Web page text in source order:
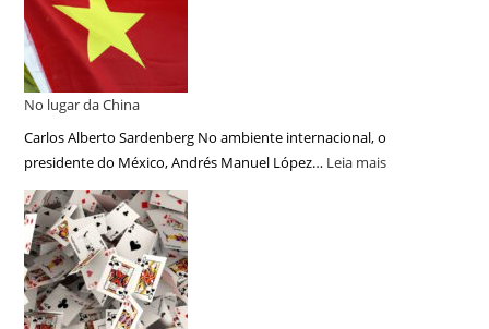
No lugar da China
Carlos Alberto Sardenberg No ambiente internacional, o
presidente do México, Andrés Manuel López… Leia mais